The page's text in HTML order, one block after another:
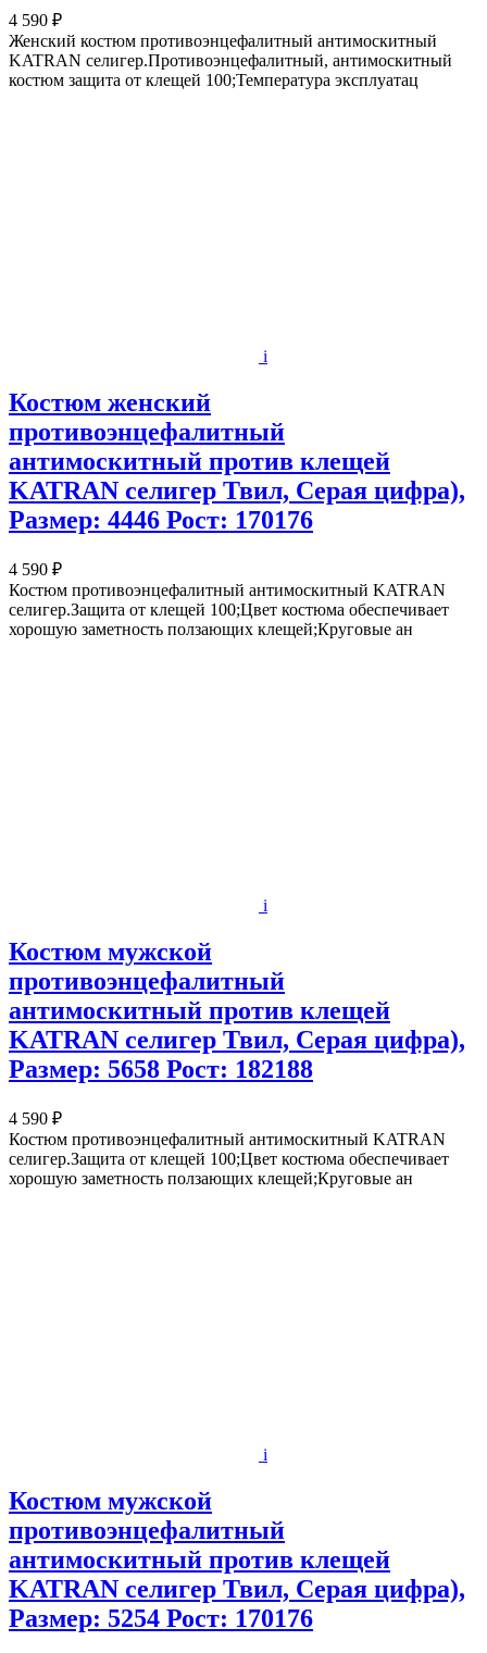
4 590 ₽
Женский костюм противоэнцефалитный антимоскитный
KATRAN селигер.Противоэнцефалитный, антимоскитный
костюм защита от клещей 100;Температура эксплуатац
i
Костюм женский
противоэнцефалитный
антимоскитный против клещей
KATRAN селигер Твил, Серая цифра),
Размер: 4446 Рост: 170176
4 590 ₽
Костюм противоэнцефалитный антимоскитный KATRAN
селигер.Защита от клещей 100;Цвет костюма обеспечивает
хорошую заметность ползающих клещей;Круговые ан
i
Костюм мужской
противоэнцефалитный
антимоскитный против клещей
KATRAN селигер Твил, Серая цифра),
Размер: 5658 Рост: 182188
4 590 ₽
Костюм противоэнцефалитный антимоскитный KATRAN
селигер.Защита от клещей 100;Цвет костюма обеспечивает
хорошую заметность ползающих клещей;Круговые ан
i
Костюм мужской
противоэнцефалитный
антимоскитный против клещей
KATRAN селигер Твил, Серая цифра),
Размер: 5254 Рост: 170176